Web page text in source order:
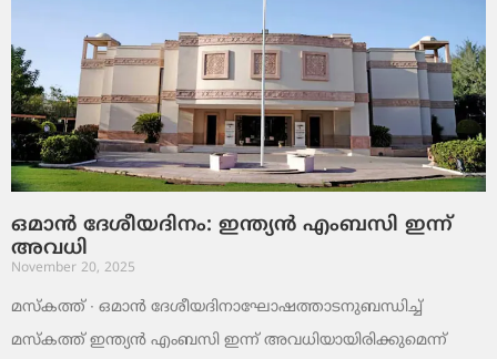
ഒമാൻ ദേശീയദിനം: ഇന്ത്യൻ എംബസി ഇന്ന്
അവധി
November 20, 2025
മസ്‌കത്ത് ∙ ഒമാൻ ദേശീയദിനാഘോഷത്താടനുബന്ധിച്ച്
മസ്‌കത്ത് ഇന്ത്യൻ എംബസി ഇന്ന് അവധിയായിരിക്കുമെന്ന്